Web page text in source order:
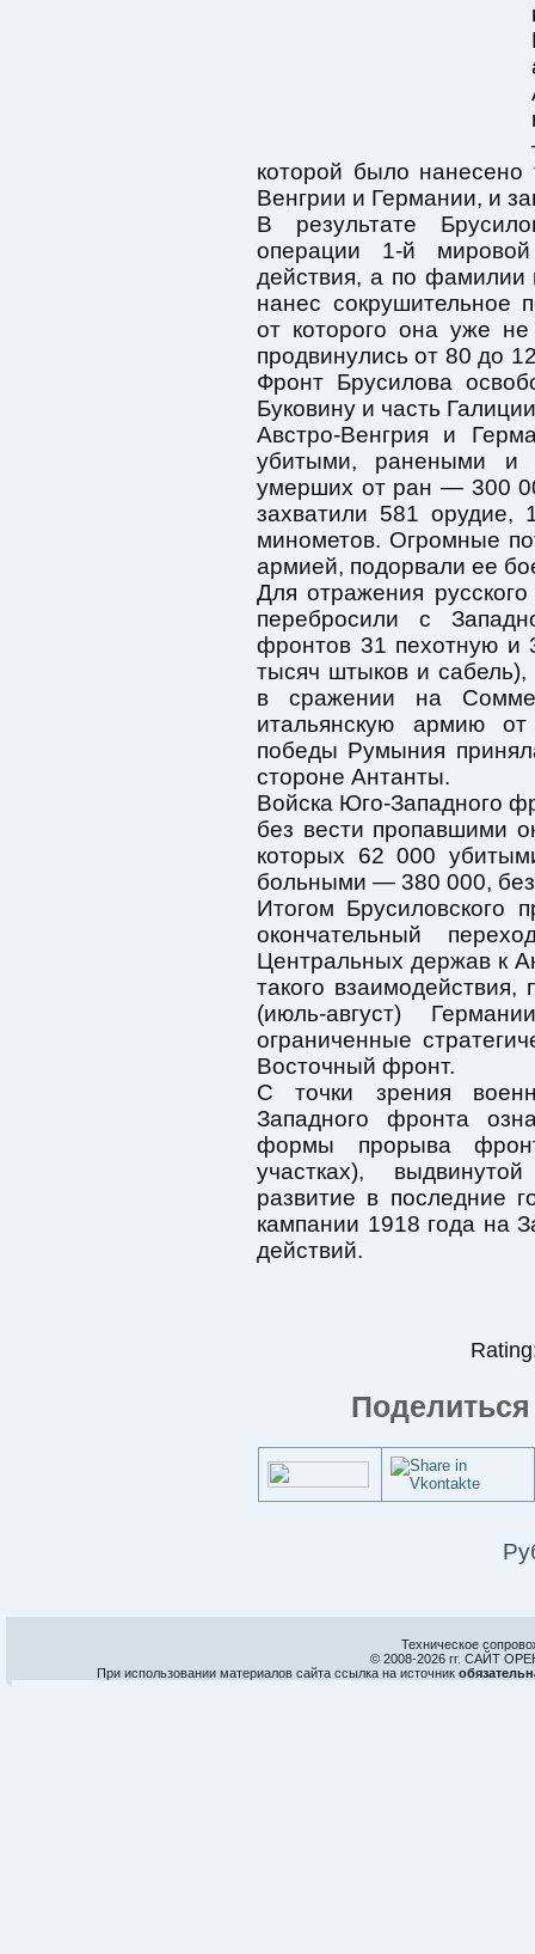
которой было
Венгрии и Германии, и
В результате
операции 1-й
действия, а по
нанес сокрушительное
от которого она уже не
продвинулись от 80 до
Фронт Брусилова
Буковину и часть
Австро-Венгрия и
убитыми, ранеными и
умерших от ран — 300
захватили 581 орудие,
минометов. Огромные
армией, подорвали ее
Для отражения
перебросили с
фронтов 31 пехотную и
тысяч штыков и сабель),
в сражении на
итальянскую армию
победы Румыния
стороне Антанты.
Войска Юго-Западного
без вести пропавшими
которых 62 000
больными — 380 000,
Итогом
окончательный
Центральных держав к
такого
(июль-август)
ограниченные
Восточный фронт.
С точки зрения
Западного фронта
формы прорыва
участках),
развитие в последние
кампании 1918 года на
действий.
Техническое
© 2008-2026 гг. САЙТ
При использовании материалов сайта ссылка на источник